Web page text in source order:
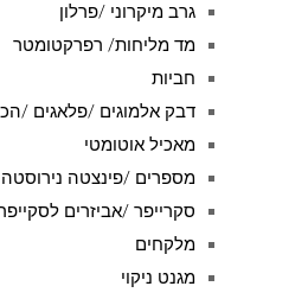
גרב מיקרוני /פרלון
מד מליחות/ רפרקטומטר
חביות
דבק אלמוגים /פלאגים /
מאכיל אוטומטי
מספרים /פינצטה נירוסטה
סקרייפר /אביזרים
מלקחים
מגנט ניקוי